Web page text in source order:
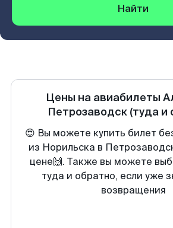
Найти
Цены на авиабилеты
Петрозаводск (туда и
😍 Вы можете купить билет
из Норильска в
цене🙌. Также вы можете
туда и обратно, если уже
возвращения